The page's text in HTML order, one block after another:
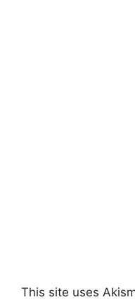
This site uses